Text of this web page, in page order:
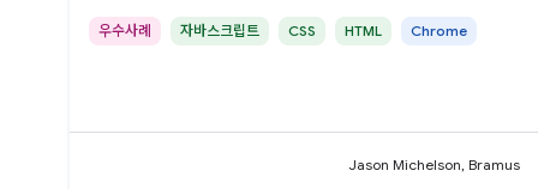
우수사례 자바스크립트 CSS HTML Chrome
Jason Michelson, Bramus